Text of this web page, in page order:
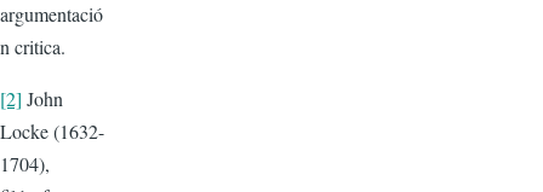
argumentació
n critica.
[2] John
Locke (1632-
1704),